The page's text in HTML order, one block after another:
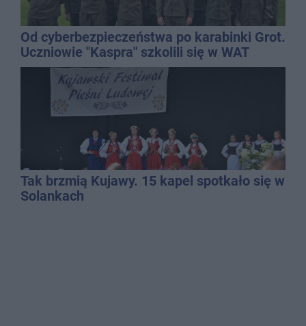
Od cyberbezpieczeństwa po karabinki Grot.
Uczniowie "Kaspra" szkolili się w WAT
Tak brzmią Kujawy. 15 kapel spotkało się w
Solankach